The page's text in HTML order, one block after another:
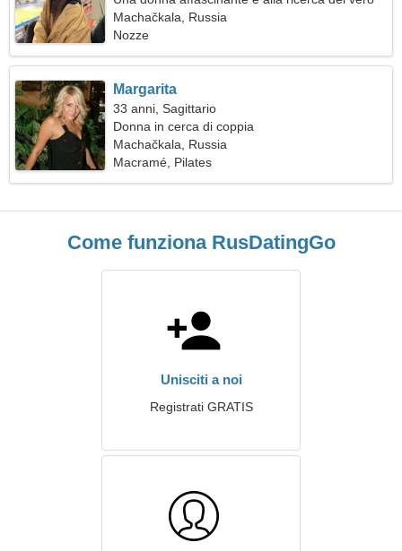
amore
Machačkala, Russia
Nozze
Margarita
33 anni, Sagittario
Donna in cerca di coppia
Machačkala, Russia
Macramé, Pilates
Come funziona RusDatingGo
Unisciti a noi
Registrati GRATIS